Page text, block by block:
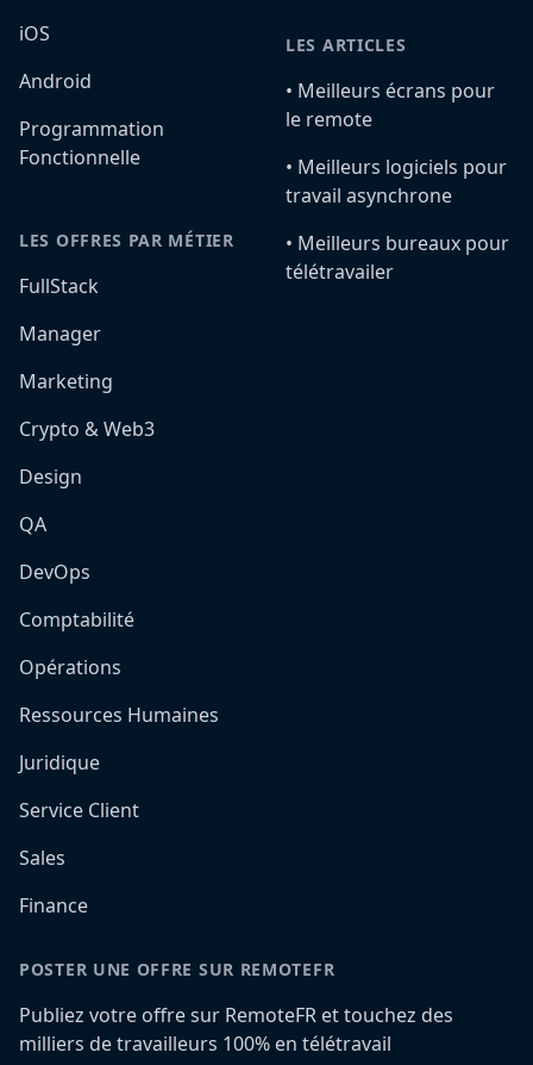
iOS
Android
Programmation
Fonctionnelle
LES OFFRES PAR MÉTIER
FullStack
Manager
Marketing
Crypto & Web3
Design
QA
DevOps
Comptabilité
Opérations
Ressources Humaines
Juridique
Service Client
Sales
Finance
LES ARTICLES
•️ Meilleurs écrans pour
le remote
•️ Meilleurs logiciels pour
travail asynchrone
•️ Meilleurs bureaux pour
télétravailer
POSTER UNE OFFRE SUR REMOTEFR
Publiez votre offre sur RemoteFR et touchez des
milliers de travailleurs 100% en télétravail